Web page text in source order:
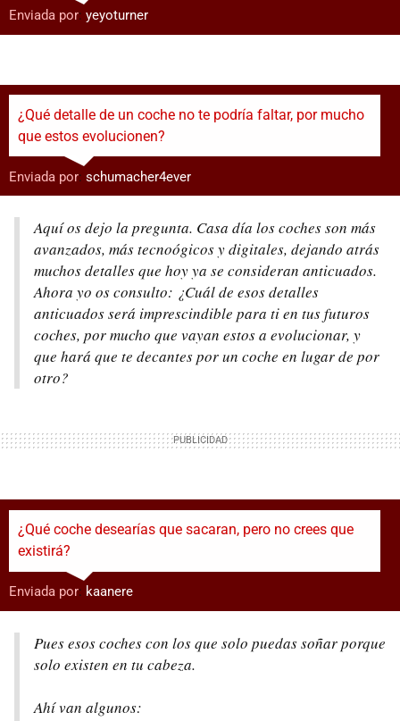
Enviada por: yeyoturner
¿Qué detalle de un coche no te podría faltar, por mucho
que estos evolucionen?
Enviada por: schumacher4ever
Aquí os dejo la pregunta. Casa día los coches son más
avanzados, más tecnoógicos y digitales, dejando atrás
muchos detalles que hoy ya se consideran anticuados.
Ahora yo os consulto: ¿Cuál de esos detalles
anticuados será imprescindible para ti en tus futuros
coches, por mucho que vayan estos a evolucionar, y
que hará que te decantes por un coche en lugar de por
otro?
¿Qué coche desearías que sacaran, pero no crees que
existirá?
Enviada por: kaanere
Pues esos coches con los que solo puedas soñar porque
solo existen en tu cabeza.
Ahí van algunos: